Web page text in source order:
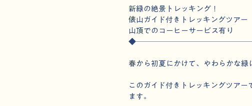
新緑の絶景トレッキング！
俵山ガイド付きトレッキングツアー
山頂でのコーヒーサービス有り
春から初夏にかけて、やわらかな緑
このガイド付きトレッキングツア
ます。